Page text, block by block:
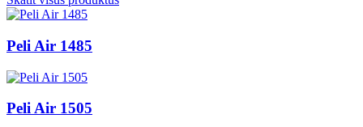
Peli Air 1485
Peli Air 1505